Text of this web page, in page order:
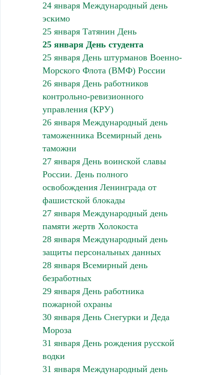
24 января Международный день
эскимо
25 января Татянин День
25 января День студента
25 января День штурманов Военно-
Морского Флота (ВМФ) России
26 января День работников
контрольно-ревизионного
управления (КРУ)
26 января Международный день
таможенника Всемирный день
таможни
27 января День воинской славы
России. День полного
освобождения Ленинграда от
фашистской блокады
27 января Международный день
памяти жертв Холокоста
28 января Международный день
защиты персональных данных
28 января Всемирный день
безработных
29 января День работника
пожарной охраны
30 января День Снегурки и Деда
Мороза
31 января День рождения русской
водки
31 января Международный день